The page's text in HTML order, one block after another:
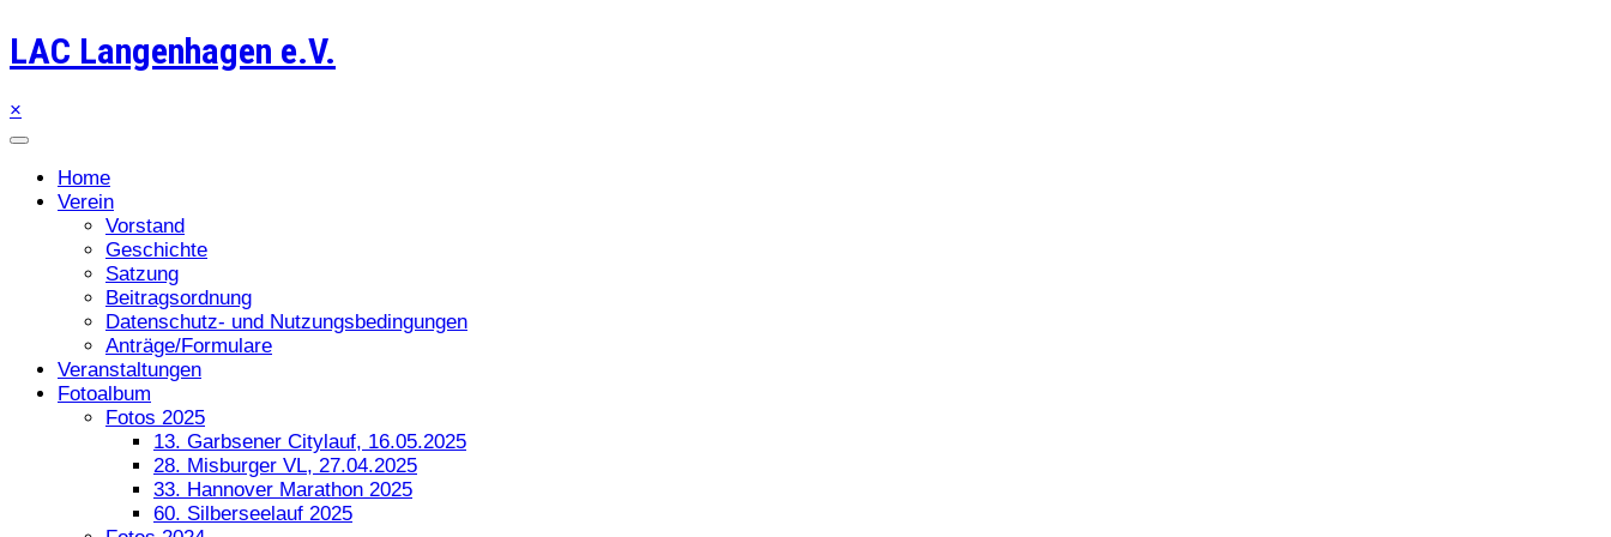
LAC Langenhagen e.V.
×
Home
Verein
Vorstand
Geschichte
Satzung
Beitragsordnung
Datenschutz- und Nutzungsbedingungen
Anträge/Formulare
Veranstaltungen
Fotoalbum
Fotos 2025
13. Garbsener Citylauf, 16.05.2025
28. Misburger VL, 27.04.2025
33. Hannover Marathon 2025
60. Silberseelauf 2025